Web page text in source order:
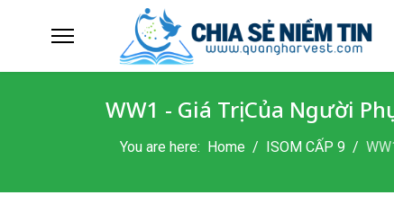
WW1 - Giá Trị Của Người
You are here: Home ISOM CẤP 9